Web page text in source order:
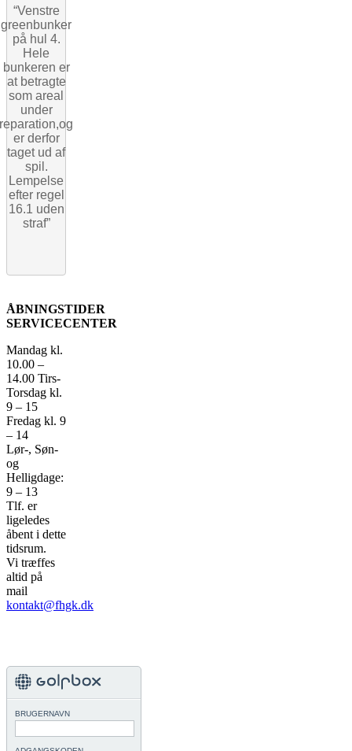
“Venstre
greenbunker
på hul 4.
Hele
bunkeren er
at betragte
som areal
under
reparation,og
er derfor
taget ud af
spil.
Lempelse
efter regel
16.1 uden
straf”
ÅBNINGSTIDER
SERVICECENTER
Mandag kl.
10.00 –
14.00 Tirs-
Torsdag kl.
9 – 15
Fredag kl. 9
– 14
Lør-, Søn-
og
Helligdage:
9 – 13
Tlf. er
ligeledes
åbent i dette
tidsrum.
Vi træffes
altid på
mail
kontakt@fhgk.dk
BRUGERNAVN